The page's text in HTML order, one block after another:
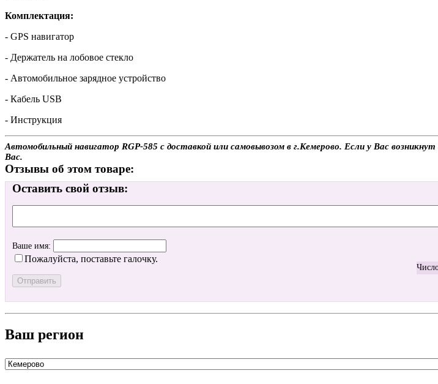
Комплектация:
- GPS навигатор
- Держатель на лобовое стекло
- Автомобильное зарядное устройство
- Кабель USB
- Инструкция
Автомобильный навигатор RGP-585 с доставкой или самовывозом в г.Кемерово. Если у Вас
Вас.
Отзывы об этом товаре:
Оставить свой отзыв:
Ваше имя:
Пожалуйста, поставьте галочку.
Ваш регион